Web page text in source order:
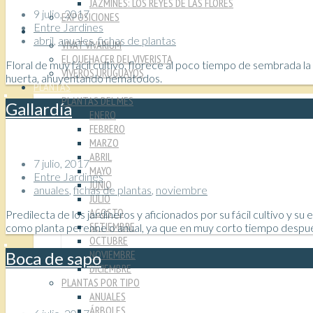
JAZMINES: LOS REYES DE LAS FLORES
EXPOSICIONES
VIVEROS
VIVAT VIVARIUM
EL QUEHACER DEL VIVERISTA
VIVEROS URUGUAYOS
PLANTAS
PLANTAS DEL MES
ENERO
FEBRERO
MARZO
ABRIL
MAYO
JUNIO
JULIO
AGOSTO
SETIEMBRE
OCTUBRE
NOVIEMBRE
DICIEMBRE
PLANTAS POR TIPO
ANUALES
ÁRBOLES
9 julio, 2017
Entre Jardines
abril anuales,fichas de plantas
Floral de muy fácil cultivo, florece al poco tiempo de sembrada
huerta, ahuyentando nematodos.
Gallardía
7 julio, 2017
Entre Jardines
anuales, fichas de plantas, noviembre
Predilecta de los jardineros y aficionados por su fácil cultivo y
como planta perenne o anual, ya que en muy corto tiempo
Boca de sapo